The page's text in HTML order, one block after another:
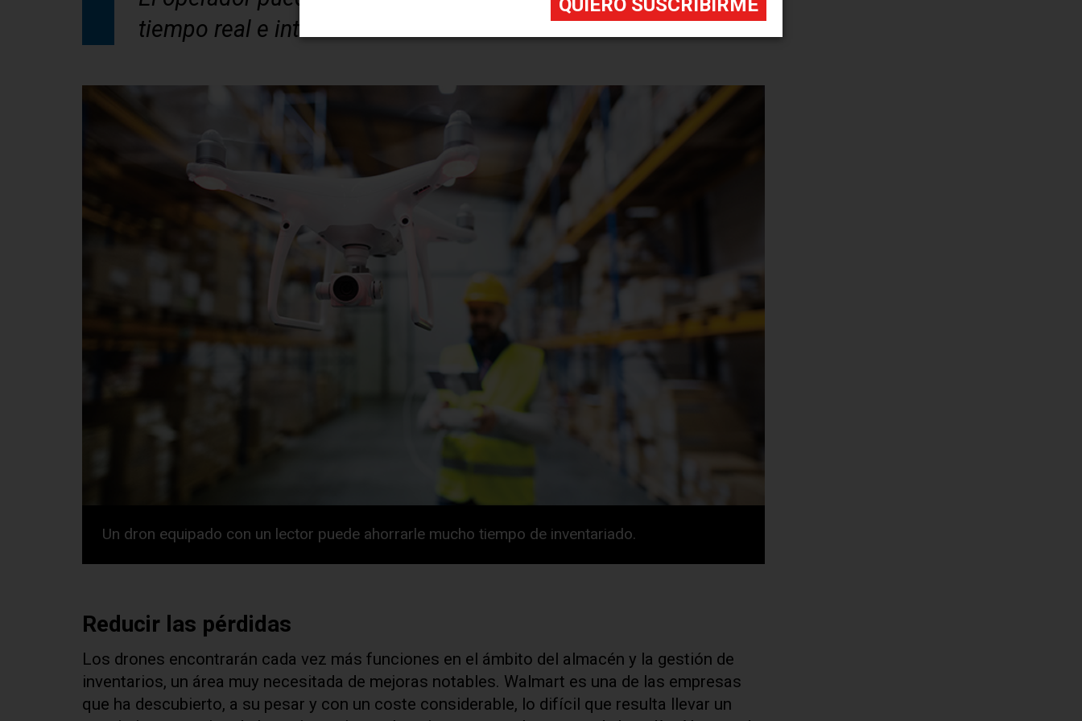
tiempo real e interactuar con el dron.
Un dron equipado con un lector puede ahorrarle mucho tiempo de inventariado.
Reducir las pérdidas
Los drones encontrarán cada vez más funciones en el ámbito del almacén y la gestión de
inventarios, un área muy necesitada de mejoras notables. Walmart es una de las empresas
que ha descubierto, a su pesar y con un coste considerable, lo difícil que resulta llevar un